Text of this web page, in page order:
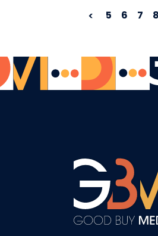
5 6 7 8